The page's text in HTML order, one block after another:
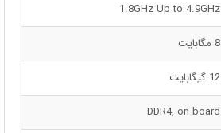
1.8GHz Up to 4.9GHz
8 مگابایت
12 گیگابایت
DDR4, on board